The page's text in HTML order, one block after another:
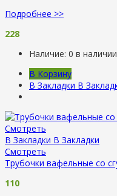
Подробнее >>
228
Наличие: 0 в наличии
В Корзину
В Закладки В
Смотреть
В Закладки В Закладки
Смотреть
Трубочки вафельные со
110